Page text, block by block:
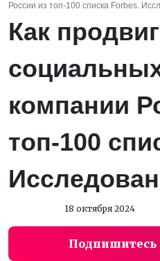
России из топ-100 списка Forbes.
Как
компании
топ-100
18 октября 2024
Подпишитесь